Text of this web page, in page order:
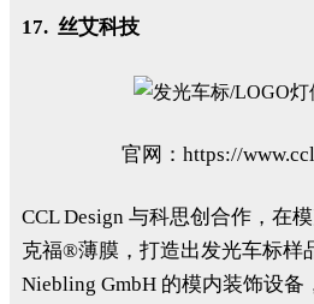
17. 丝艾科技
官网：https://
CCL Design 与科思创合作，在
克福®薄膜，打造出发光车标样
Niebling GmbH 的模内装饰设备